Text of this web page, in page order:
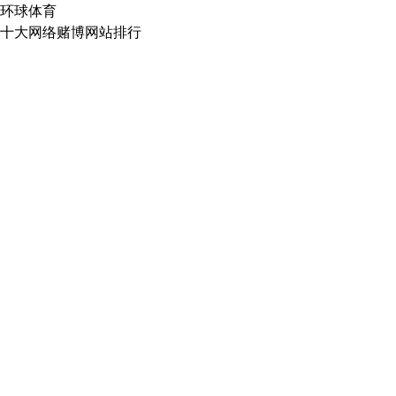
环球体育
十大网络赌博网站排行